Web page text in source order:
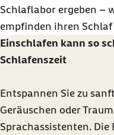
Schlaflabor ergeben –
empfinden ihren
Einschlafen kann so
Schlafenszeit
Entspannen Sie zu
Geräuschen oder
Sprachassistenten.